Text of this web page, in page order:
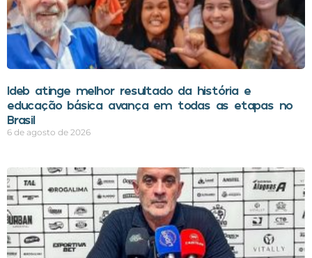
Ideb atinge melhor resultado da história e
educação básica avança em todas as etapas no
Brasil
6 de agosto de 2026